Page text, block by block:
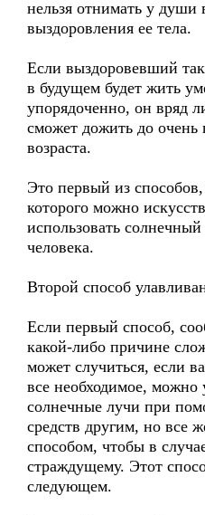
нельзя отнимать у души
выздоровления ее тела.
Если выздоровевший
в будущем будет жить
упорядоченно, он вряд
сможет дожить до очень
возраста.
Это первый из
которого можно
использовать солнечный
человека.
Второй способ
Если первый способ,
какой-либо причине
может случиться, если
все необходимое, можно
солнечные лучи при
средств другим, но все
способом, чтобы в
страждущему. Этот
следующем.